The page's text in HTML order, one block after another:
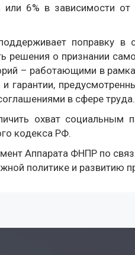
6% в зависимости от
поправку в
решения о признании
– работающими в
гарантии,
в сфере труда.
охват социальным
кодекса РФ.
Аппарата ФНПР по
политике и развитию